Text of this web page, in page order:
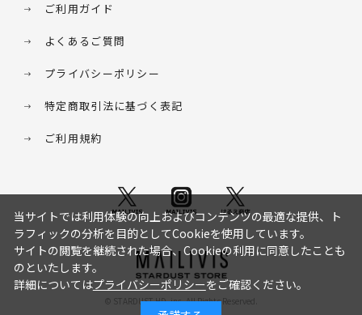
ご利用ガイド
よくあるご質問
プライバシーポリシー
特定商取引法に基づく表記
ご利用規約
© STARDUST HD. inc. All Rights Reserved.
当サイトでは利用体験の向上およびコンテンツの最適な提供、ト
ラフィックの分析を目的としてCookieを使用しています。
サイトの閲覧を継続された場合、Cookieの利用に同意したことも
のといたします。
詳細についてはプライバシーポリシーをご確認ください。